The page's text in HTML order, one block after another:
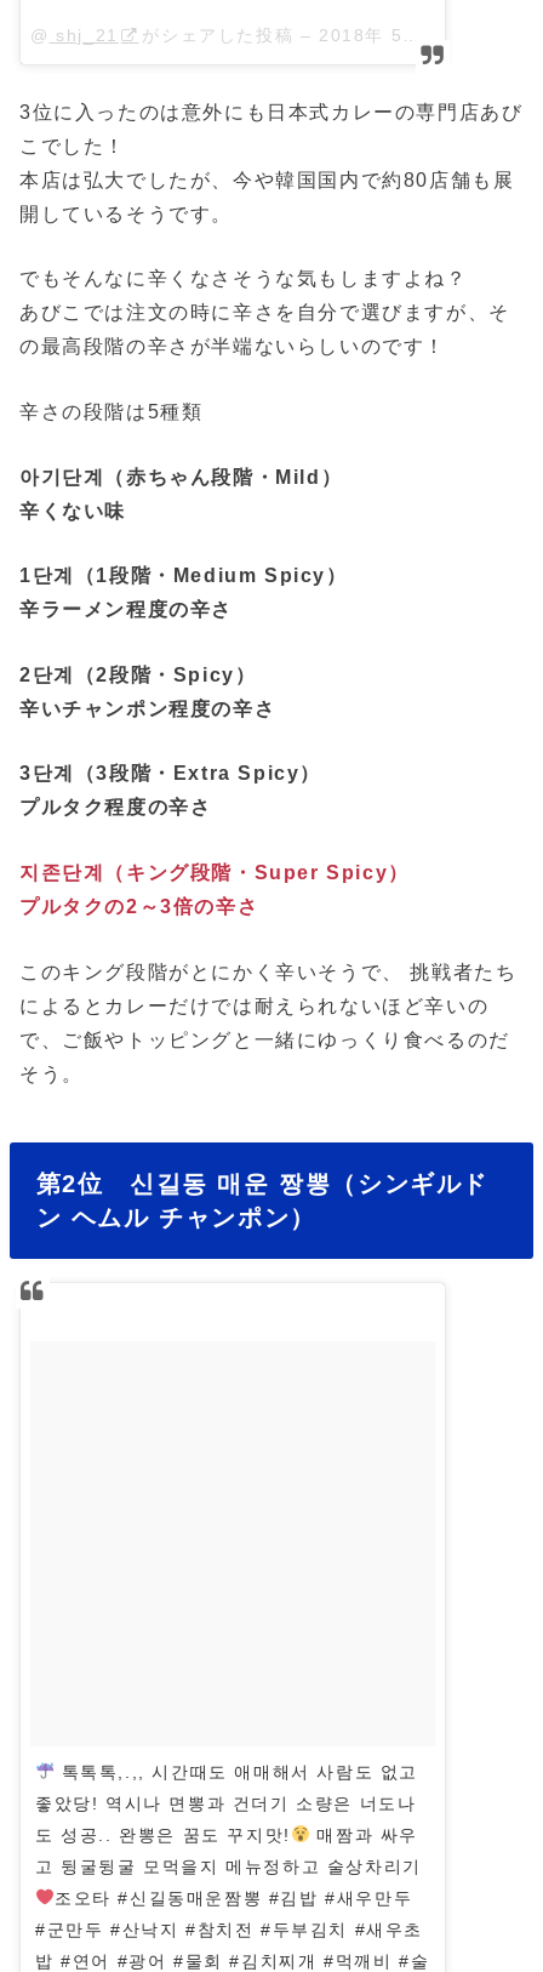
@ shj_21 がシェアした投稿 – 2018年 5月月15日午前12時01分PDT
3位に入ったのは意外にも日本式カレーの専門店あび
こでした！
本店は弘大でしたが、今や韓国国内で約80店舗も展
開しているそうです。
でもそんなに辛くなさそうな気もしますよね？
あびこでは注文の時に辛さを自分で選びますが、そ
の最高段階の辛さが半端ないらしいのです！
辛さの段階は5種類
아기단계（赤ちゃん段階・Mild）
辛くない味
1단계（1段階・Medium Spicy）
辛ラーメン程度の辛さ
2단계（2段階・Spicy）
辛いチャンポン程度の辛さ
3단계（3段階・Extra Spicy）
プルタク程度の辛さ
지존단계（キング段階・Super Spicy）
プルタクの2～3倍の辛さ
このキング段階がとにかく辛いそうで、 挑戦者たち
によるとカレーだけでは耐えられないほど辛いの
で、ご飯やトッピングと一緒にゆっくり食べるのだ
そう。
第2位 신길동 매운 짱뽕（シンギルド
ン ヘムル チャンポン）
톡톡톡,.,, 시간때도 애매해서 사람도 없고
좋았당! 역시나 면뽕과 건더기 소량은 너도나
도 성공.. 완뽕은 꿈도 꾸지맛!
매짬과 싸우
고 뒹굴뒹굴 모먹을지 메뉴정하고 술상차리기
조오타 #신길동매운짬뽕 #김밥 #새우만두
#군만두 #산낙지 #참치전 #두부김치 #새우초
밥 #연어 #광어 #물회 #김치찌개 #먹깨비 #술